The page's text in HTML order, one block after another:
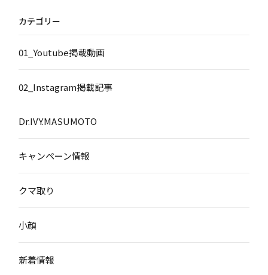
カテゴリー
01_Youtube掲載動画
02_Instagram掲載記事
Dr.IVY.MASUMOTO
キャンペーン情報
クマ取り
小顔
新着情報